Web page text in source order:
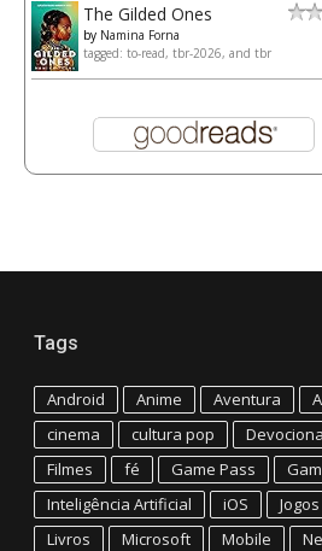
The Gilded Ones
by Namina Forna
tagged: to-read, tbr-2026, and tbr
Tags
Android Anime Aventura
cinema
cultura pop
Filmes
fé Game Pass
Inteligência Artificial
iOS Jogos
Livros
Microsoft Mobile